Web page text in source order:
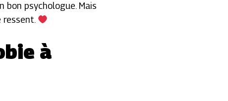
bon psychologue. Mais
ressent.
à